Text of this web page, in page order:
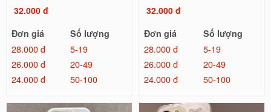
32.000 đ
Đơn giá
Số lượng
28.000 đ
5-19
26.000 đ
20-49
24.000 đ
50-100
32.000 đ
Đơn giá
Số lượng
28.000 đ
5-19
26.000 đ
20-49
24.000 đ
50-100